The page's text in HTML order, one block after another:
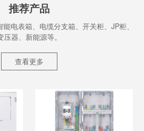
推荐产品
电表箱、电缆分支箱、开关柜、JP柜、
压器、新能源等。
查看更多